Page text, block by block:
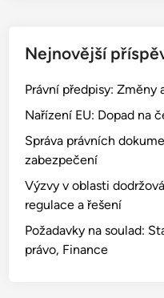
Nejnovější
Právní předpisy: Změny
Nařízení EU: Dopad na
Správa právních
zabezpečení
Výzvy v oblasti
regulace a řešení
Požadavky na soulad:
právo, Finance